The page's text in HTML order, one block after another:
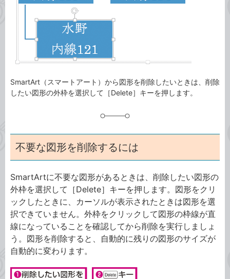
SmartArt（スマートアート）から図形を削除したいときは、削除
したい図形の外枠を選択して［Delete］キーを押します。
不要な図形を削除するには
SmartArtに不要な図形があるときは、削除したい図形の
外枠を選択して［Delete］キーを押します。図形をクリ
ックしたときに、カーソルが表示されたときは図形を選
択できていません。外枠をクリックして図形の枠線が直
線になっていることを確認してから削除を実行しましょ
う。図形を削除すると、自動的に残りの図形のサイズが
自動的に変わります。